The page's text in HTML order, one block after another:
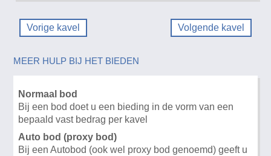
Vorige kavel Volgende kavel
MEER HULP BIJ HET BIEDEN
Normaal bod
Bij een bod doet u een bieding in de vorm van een
bepaald vast bedrag per kavel
Auto bod (proxy bod)
Bij een Autobod (ook wel proxy bod genoemd) geeft u